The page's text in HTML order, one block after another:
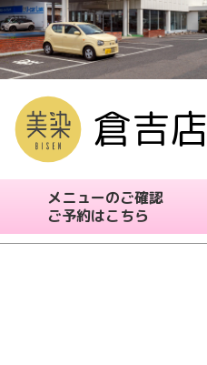
倉吉店
メニューのご確認
ご予約はこちら